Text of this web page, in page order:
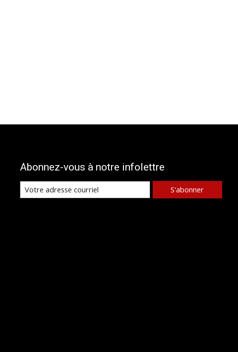
Abonnez-vous à notre infolettre
S'abonner